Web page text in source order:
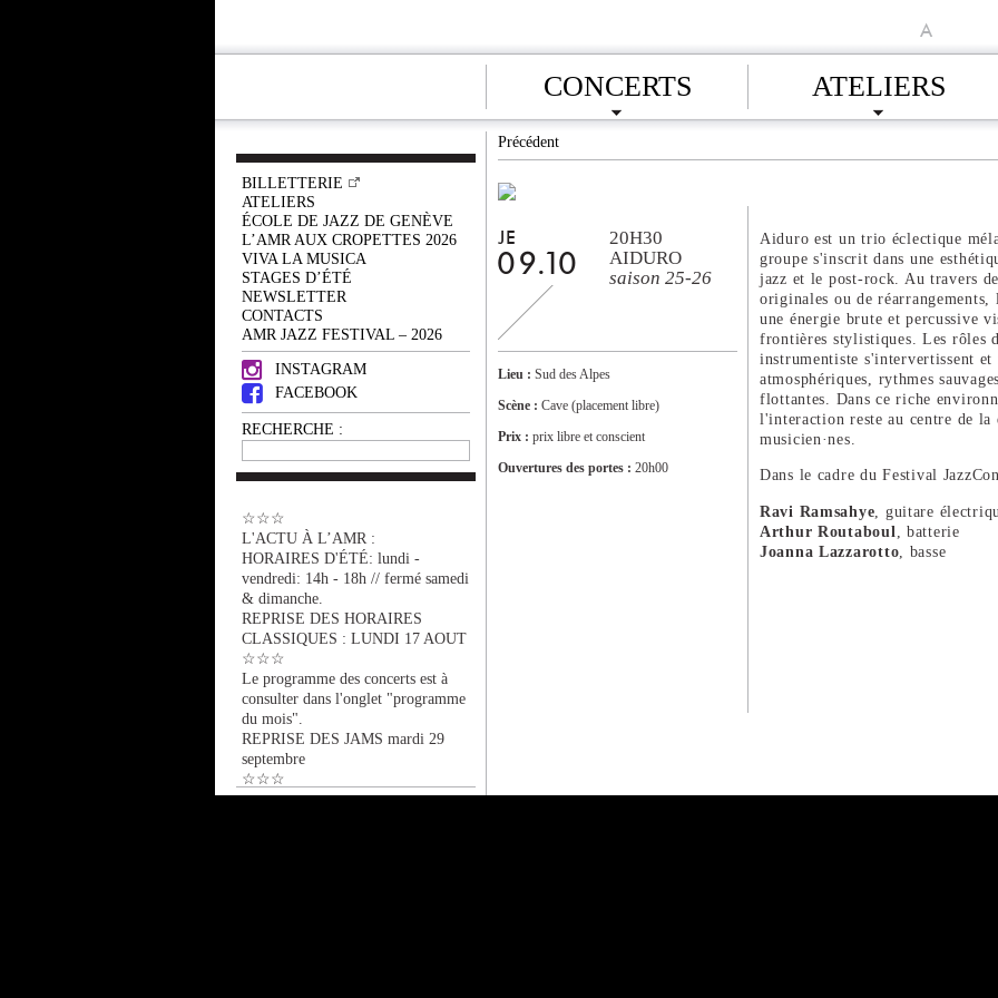
A
CONCERTS ATELIERS
BILLETTERIE
ATELIERS
ÉCOLE DE JAZZ DE GENÈVE
L’AMR AUX CROPETTES 2026
VIVA LA MUSICA
STAGES D’ÉTÉ
NEWSLETTER
CONTACTS
AMR JAZZ FESTIVAL – 2026
INSTAGRAM
FACEBOOK
RECHERCHE :
☆☆☆
L'ACTU À L’AMR :
HORAIRES D'ÉTÉ: lundi -
vendredi: 14h - 18h // fermé samedi
& dimanche.
REPRISE DES HORAIRES
CLASSIQUES : LUNDI 17 AOUT
☆☆☆
Le programme des concerts est à
consulter dans l'onglet "programme
du mois".
REPRISE DES JAMS mardi 29
septembre
☆☆☆
Précédent
JE
09.10
20H30
AIDURO
saison 25-26
Lieu : Sud des Alpes
Scène : Cave (placement libre)
Prix : prix libre et conscient
Ouvertures des portes : 20h00
Aiduro est un trio éclectique
groupe s'inscrit dans une
jazz et le post-rock. Au travers
originales ou de
une énergie brute et percussive
frontières stylistiques. Les rôles
instrumentiste s'intervertissent et
atmosphériques, rythmes
flottantes. Dans ce riche
l'interaction reste au centre de la
musicien·nes.
Dans le cadre du Festival
Ravi Ramsahye , guitare
Arthur Routaboul , batterie
Joanna Lazzarotto , basse